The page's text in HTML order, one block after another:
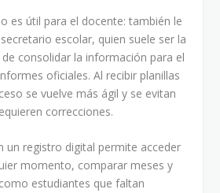
es útil para el docente: también le
escolar, quien suele ser la
consolidar la información para el
oficiales. Al recibir planillas
se vuelve más ágil y se evitan
correcciones.
un registro digital permite acceder
momento, comparar meses y
estudiantes que faltan